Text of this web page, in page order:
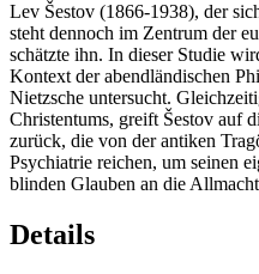
Lev Šestov (1866-1938), der
steht dennoch im Zentrum der
schätzte ihn. In dieser Studie
Kontext der abendländischen
Nietzsche untersucht.
Christentums, greift Šestov auf
zurück, die von der antiken
Psychiatrie reichen, um seinen
blinden Glauben an die
Details